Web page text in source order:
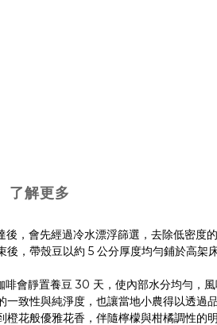
了解更多
後，會先經過冷水漂浮篩選，去除低密度
後，帶殼豆以約 5 公分厚度均勻鋪於高架
啡會靜置養豆 30 天，使內部水分均勻，風
致性與純淨度，也讓當地小農得以透過品
花般優雅花香，伴隨檸檬與柑橘調性的